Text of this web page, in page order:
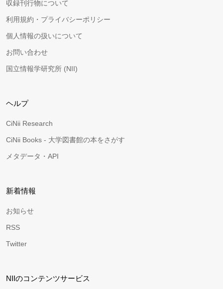
収録刊行物について
利用規約・プライバシーポリシー
個人情報の扱いについて
お問い合わせ
国立情報学研究所 (NII)
ヘルプ
CiNii Research
CiNii Books - 大学図書館の本をさがす
メタデータ・API
新着情報
お知らせ
RSS
Twitter
NIIのコンテンツサービス